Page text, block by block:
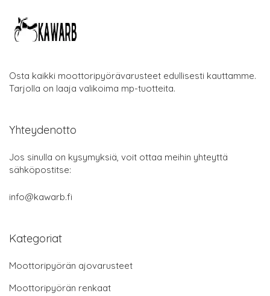
Osta kaikki moottoripyörävarusteet edullisesti kauttamme.
Tarjolla on laaja valikoima mp-tuotteita.
Yhteydenotto
Jos sinulla on kysymyksiä, voit ottaa meihin yhteyttä
sähköpostitse:
info@kawarb.fi
Kategoriat
Moottoripyörän ajovarusteet
Moottoripyörän renkaat